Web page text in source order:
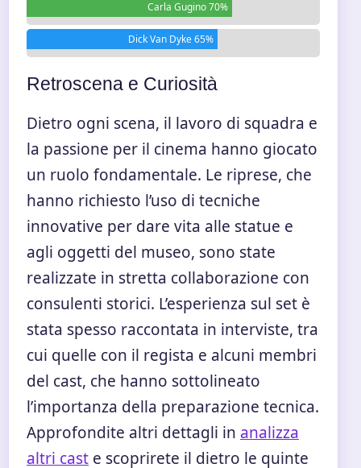
Carla Gugino 70%
Dick Van Dyke 65%
Retroscena e Curiosità
Dietro ogni scena, il lavoro di squadra e
la passione per il cinema hanno giocato
un ruolo fondamentale. Le riprese, che
hanno richiesto l’uso di tecniche
innovative per dare vita alle statue e
agli oggetti del museo, sono state
realizzate in stretta collaborazione con
consulenti storici. L’esperienza sul set è
stata spesso raccontata in interviste, tra
cui quelle con il regista e alcuni membri
del cast, che hanno sottolineato
l’importanza della preparazione tecnica.
Approfondite altri dettagli in analizza
altri cast e scoprirete il dietro le quinte